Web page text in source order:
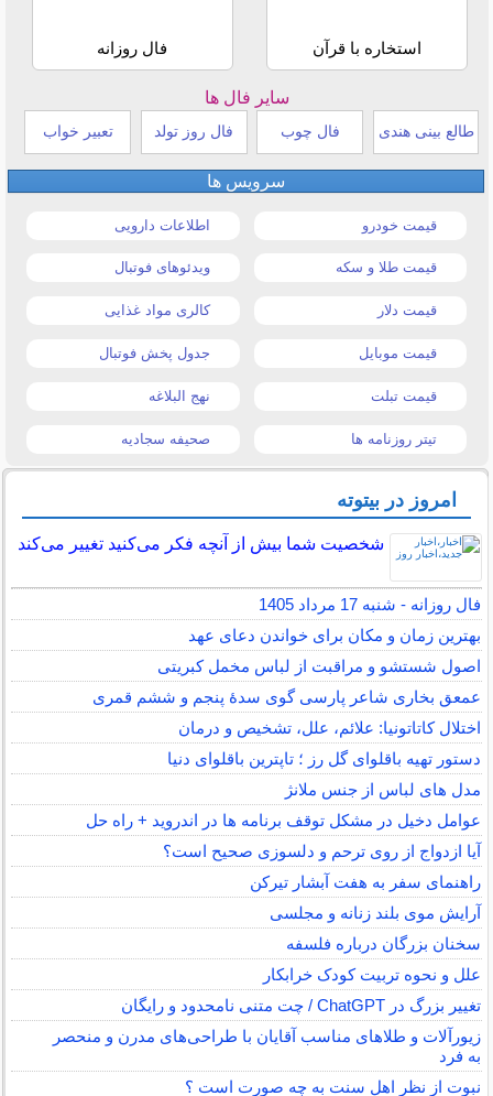
استخاره با قرآن فال روزانه
سایر فال ها
طالع بینی هندی فال چوب فال روز تولد تعبیر خواب
سرویس ها
قیمت خودرو اطلاعات دارویی
قیمت طلا و سکه ویدئوهای فوتبال
قیمت دلار کالری مواد غذایی
قیمت موبایل جدول پخش فوتبال
قیمت تبلت نهج البلاغه
تیتر روزنامه ها صحیفه سجادیه
امروز در بیتوته
شخصیت شما بیش از آنچه فکر می‌کنید تغییر می‌کند
فال روزانه - شنبه 17 مرداد 1405
بهترین زمان و مکان برای خواندن دعای عهد
اصول شستشو و مراقبت از لباس مخمل کبریتی
عمعق بخاری شاعر پارسی گوی سدهٔ پنجم و ششم قمری
اختلال کاتاتونیا: علائم، علل، تشخیص و درمان
دستور تهیه باقلوای گل رز ؛ تاپترین باقلوای دنیا
مدل های لباس از جنس ملانژ
عوامل دخیل در مشکل توقف برنامه ها در اندروید + راه حل
آیا ازدواج از روی ترحم و دلسوزی صحیح است؟
راهنمای سفر به هفت آبشار تیرکن
آرایش موی بلند زنانه و مجلسی
سخنان بزرگان درباره فلسفه
علل و نحوه تربیت کودک خرابکار
تغییر بزرگ در ChatGPT / چت متنی نامحدود و رایگان
زیورآلات و طلاهای مناسب آقایان با طراحی‌های مدرن و منحصر
به فرد
نبوت از نظر اهل سنت به چه صورت است ؟